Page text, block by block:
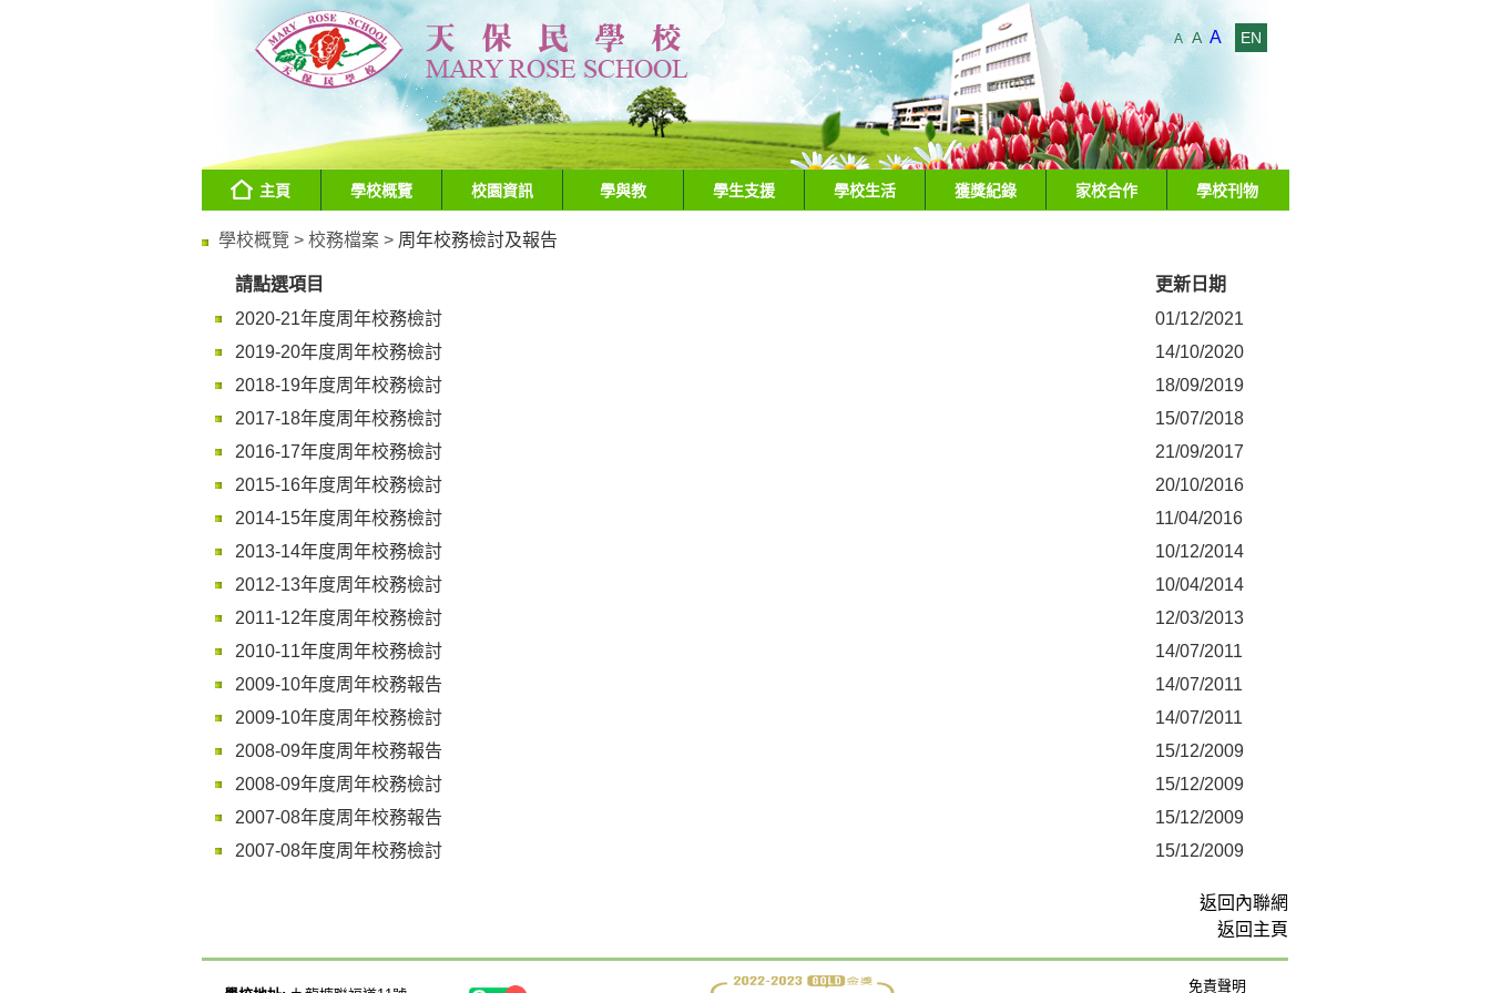
A A A EN
主頁 學校概覽 校園資訊 學與教 學生支援 學校生活 獲獎紀錄 家校合作 學校刊物
學校概覽 > 校務檔案 > 周年校務檢討及報告
請點選項目
更新日期
2020-21年度周年校務檢討
01/12/2021
2019-20年度周年校務檢討
14/10/2020
2018-19年度周年校務檢討
18/09/2019
2017-18年度周年校務檢討
15/07/2018
2016-17年度周年校務檢討
21/09/2017
2015-16年度周年校務檢討
20/10/2016
2014-15年度周年校務檢討
11/04/2016
2013-14年度周年校務檢討
10/12/2014
2012-13年度周年校務檢討
10/04/2014
2011-12年度周年校務檢討
12/03/2013
2010-11年度周年校務檢討
14/07/2011
2009-10年度周年校務報告
14/07/2011
2009-10年度周年校務檢討
14/07/2011
2008-09年度周年校務報告
15/12/2009
2008-09年度周年校務檢討
15/12/2009
2007-08年度周年校務報告
15/12/2009
2007-08年度周年校務檢討 15/12/2009
返回內聯網
返回主頁
免責聲明